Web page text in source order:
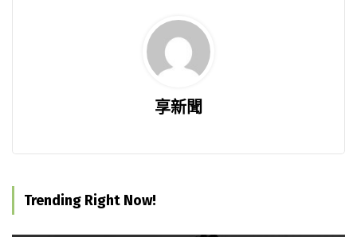
享新聞
Trending Right Now!